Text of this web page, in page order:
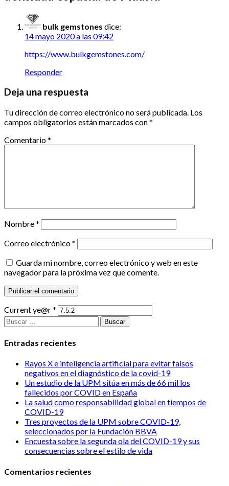
bulk gemstones dice:
14 mayo 2020 a las 09:42
https://www.bulkgemstones.com/
Responder
Deja una respuesta
Tu dirección de correo electrónico no será publicada. Los
campos obligatorios están marcados con*
Comentario*
Nombre*
Correo electrónico*
Guarda mi nombre, correo electrónico y web en este
navegador para la próxima vez que comente.
Current ye@r*
Buscar:
Entradas recientes
Rayos X e inteligencia artificial para evitar falsos
negativos en el diagnóstico de la covid-19
Un estudio de la UPM sitúa en más de 66 mil los
fallecidos por COVID en España
La salud como responsabilidad global en tiempos de
COVID-19
Tres proyectos de la UPM sobre COVID-19,
seleccionados por la Fundación BBVA
Encuesta sobre la segunda ola del COVID-19 y sus
consecuencias sobre el estilo de vida
Comentarios recientes